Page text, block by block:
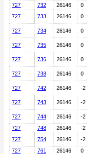
727
732 26146
0
727
733 26146 0
727 734 26146 0
727 735 26146 0
727 736 26146 0
727 738 26146 0
727 742 26146 -2
727 743 26146 -2
727 744 26146
-2
727
748 26146
-2
727
754 26146
-2
727
761 26146
0